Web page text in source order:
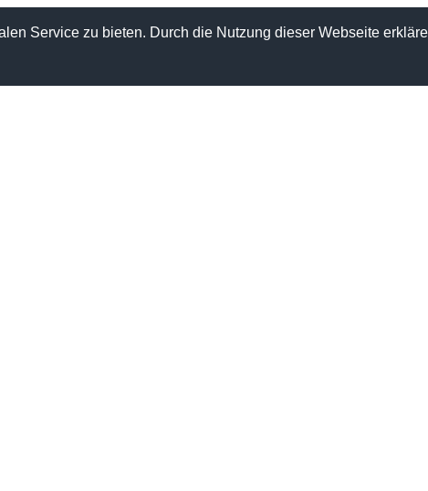
Service zu bieten. Durch die Nutzung dieser Webseite